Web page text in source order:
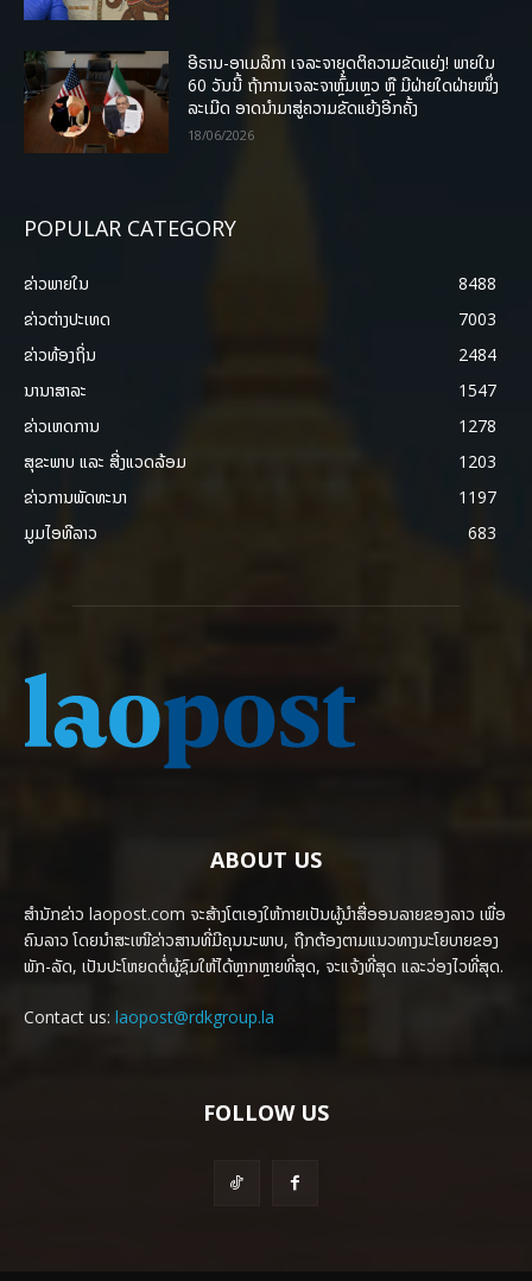
ອີຣານ-ອາເມລິກາ ເຈລະຈາຍຸດຕິຄວາມຂັດແຍ່ງ! ພາຍໃນ
60 ວັນນີ້ ຖ້າການເຈລະຈາຫຼົ້ມເຫຼວ ຫຼື ມີຝ່າຍໃດຝ່າຍໜຶ່ງ
ລະເມີດ ອາດນໍາມາສູ່ຄວາມຂັດແຍ້ງອີກຄັ້ງ
18/06/2026
POPULAR CATEGORY
ຂ່າວພາຍ​ໃນ
8488
ຂ່າວຕ່າງປະເທດ
7003
ຂ່າວທ້ອງຖິ່ນ
2484
ນານາສາລະ
1547
ຂ່າວເຫດການ
1278
ສຸຂະພາບ ແລະ ສີ່ງແວດລ້ອມ
1203
ຂ່າວການພັດທະນາ
1197
ມູມໄອທີລາວ
683
ABOUT US
ສຳນັກຂ່າວ laopost.com ຈະສ້າງໂຕເອງໃຫ້ກາຍເປັນຜູ້ນຳສື່ອອນລາຍຂອງລາວ ເພື່ອ
ຄົນລາວ ໂດຍນຳສະເໜີຂ່າວສານທີ່ມີຄຸນນະພາບ, ຖືກຕ້ອງຕາມແນວທາງນະໂຍບາຍຂອງ
ພັກ-ລັດ, ເປັນປະໂຫຍດຕໍ່ຜູ້ຊົມໃຫ້ໄດ້ຫຼາກຫຼາຍທີ່ສຸດ, ຈະແຈ້ງທີ່ສຸດ ແລະວ່ອງໄວທີ່ສຸດ.
Contact us: laopost@rdkgroup.la
FOLLOW US